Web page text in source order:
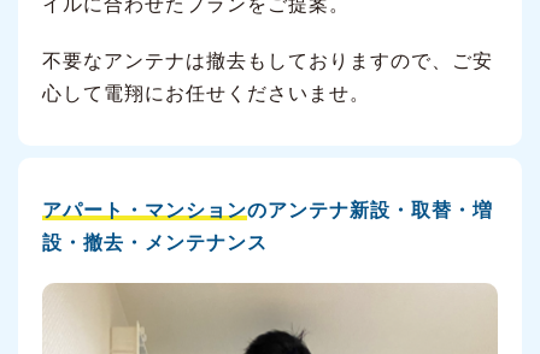
イルに合わせたプランをご提案。
不要なアンテナは撤去もしておりますので、ご安
心して電翔にお任せくださいませ。
アパート・マンションのアンテナ新設・取替・増
設・撤去・メンテナンス